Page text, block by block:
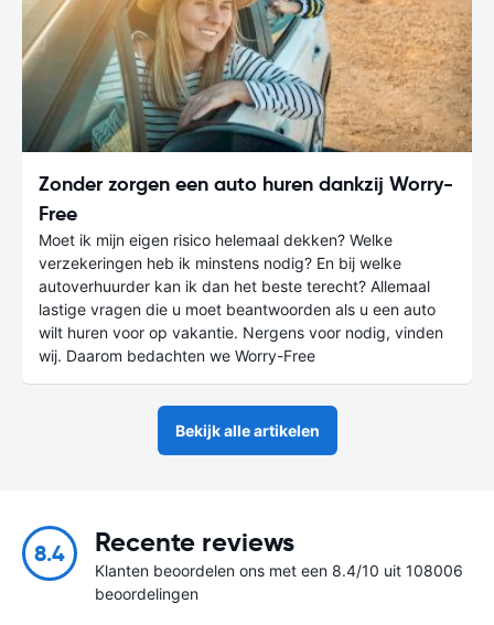
Zonder zorgen een auto huren dankzij Worry-
Free
Moet ik mijn eigen risico helemaal dekken? Welke
verzekeringen heb ik minstens nodig? En bij welke
autoverhuurder kan ik dan het beste terecht? Allemaal
lastige vragen die u moet beantwoorden als u een auto
wilt huren voor op vakantie. Nergens voor nodig, vinden
wij. Daarom bedachten we Worry-Free
Bekijk alle artikelen
8.4 Recente reviews
Klanten beoordelen ons met een 8.4/10 uit 108006
beoordelingen